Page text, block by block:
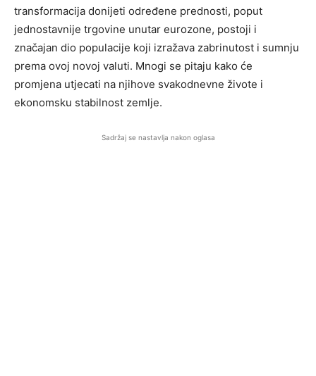
transformacija donijeti određene prednosti, poput
jednostavnije trgovine unutar eurozone, postoji i
značajan dio populacije koji izražava zabrinutost i sumnju
prema ovoj novoj valuti. Mnogi se pitaju kako će
promjena utjecati na njihove svakodnevne živote i
ekonomsku stabilnost zemlje.
Sadržaj se nastavlja nakon oglasa